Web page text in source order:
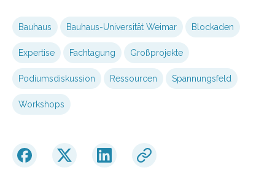
Bauhaus Bauhaus-Universität Weimar Blockaden
Expertise Fachtagung Großprojekte
Podiumsdiskussion Ressourcen Spannungsfeld
Workshops